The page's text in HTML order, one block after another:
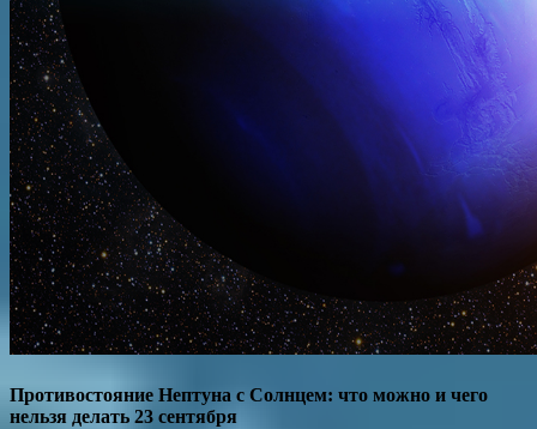
Противостояние Нептуна с Солнцем: что можно и чего
нельзя делать 23 сентября